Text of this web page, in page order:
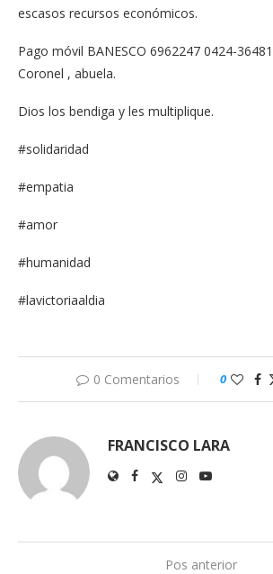
escasos recursos económicos.
Pago móvil BANESCO 6962247 0424-
Coronel , abuela.
Dios los bendiga y les multiplique.
#solidaridad
#empatia
#amor
#humanidad
#lavictoriaaldia
0 Comentarios 0
FRANCISCO LARA
Pos anterior